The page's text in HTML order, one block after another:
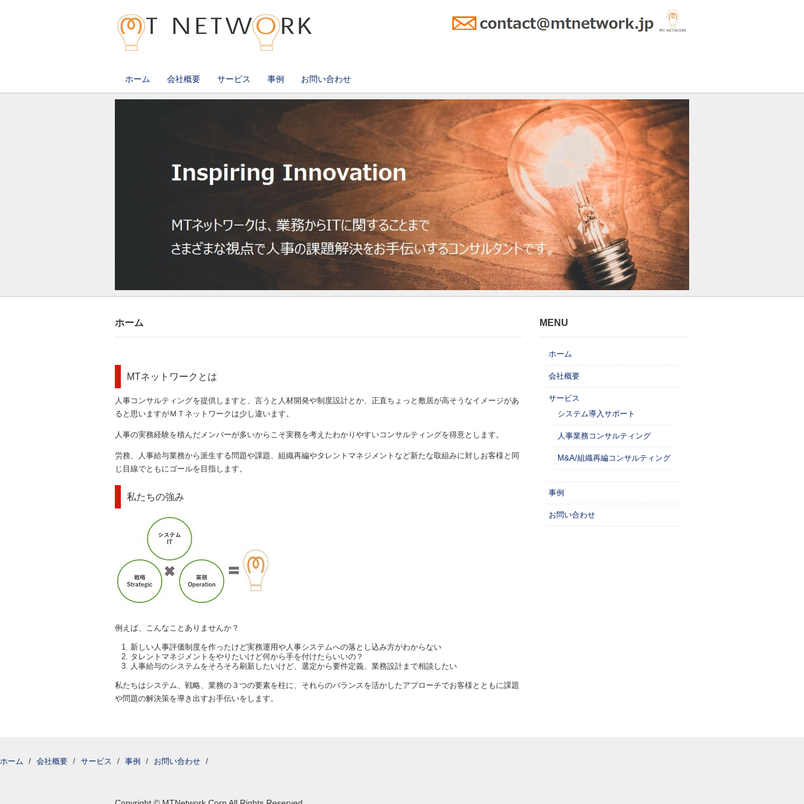
メインメニュー
コ
ホーム 会社概要 サービス 事例 お問い合わせ
ホーム
MTネットワークとは
人事コンサルティングを提供しますと、言うと人材開発や制度設計とか、正直ちょっと敷居が高そうなイメージがあ
ると思いますがＭＴネットワークは少し違います。
人事の実務経験を積んだメンバーが多いからこそ実務を考えたわかりやすいコンサルティングを得意とします。
労務、人事給与業務から派生する問題や課題、組織再編やタレントマネジメントなど新たな取組みに対しお客様と同
じ目線でともにゴールを目指します。
私たちの強み
例えば、こんなことありませんか？
新しい人事評価制度を作ったけど実務運用や人事システムへの落とし込み方がわからない
タレントマネジメントをやりたいけど何から手を付けたらいいの？
人事給与のシステムをそろそろ刷新したいけど、選定から要件定義、業務設計まで相談したい
私たちはシステム、戦略、業務の３つの要素を柱に、それらのバランスを活かしたアプローチでお客様とともに課題
や問題の解決策を導き出すお手伝いをします。
MENU
ホーム
会社概要
サービス
システム導入サポート
人事業務コンサルティング
M&A/組織再編コンサルティング
事例
お問い合わせ
ホーム / 会社概要 / サービス / 事例 / お問い合わせ /